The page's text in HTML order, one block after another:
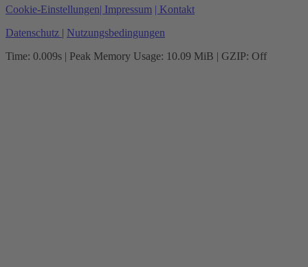
Cookie-Einstellungen| Impressum | Kontakt
Datenschutz | Nutzungsbedingungen
Time: 0.009s | Peak Memory Usage: 10.09 MiB | GZIP: Off